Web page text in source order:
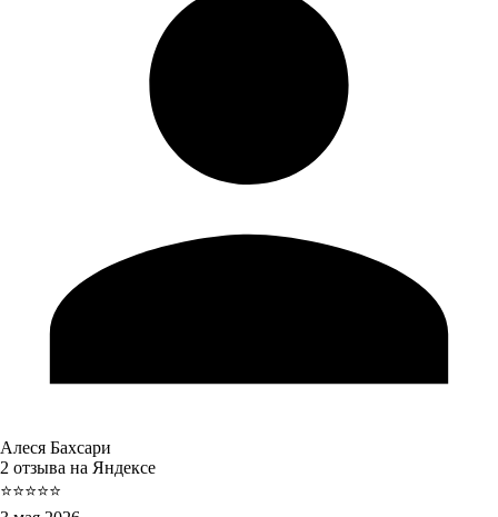
Алеся Бахсари
2 отзыва на Яндексе
⭐⭐⭐⭐⭐